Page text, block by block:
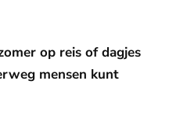
op reis of dagjes
mensen kunt